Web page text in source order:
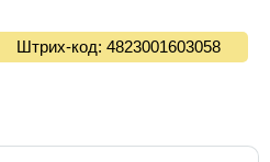
Штрих-код: 4823001603058